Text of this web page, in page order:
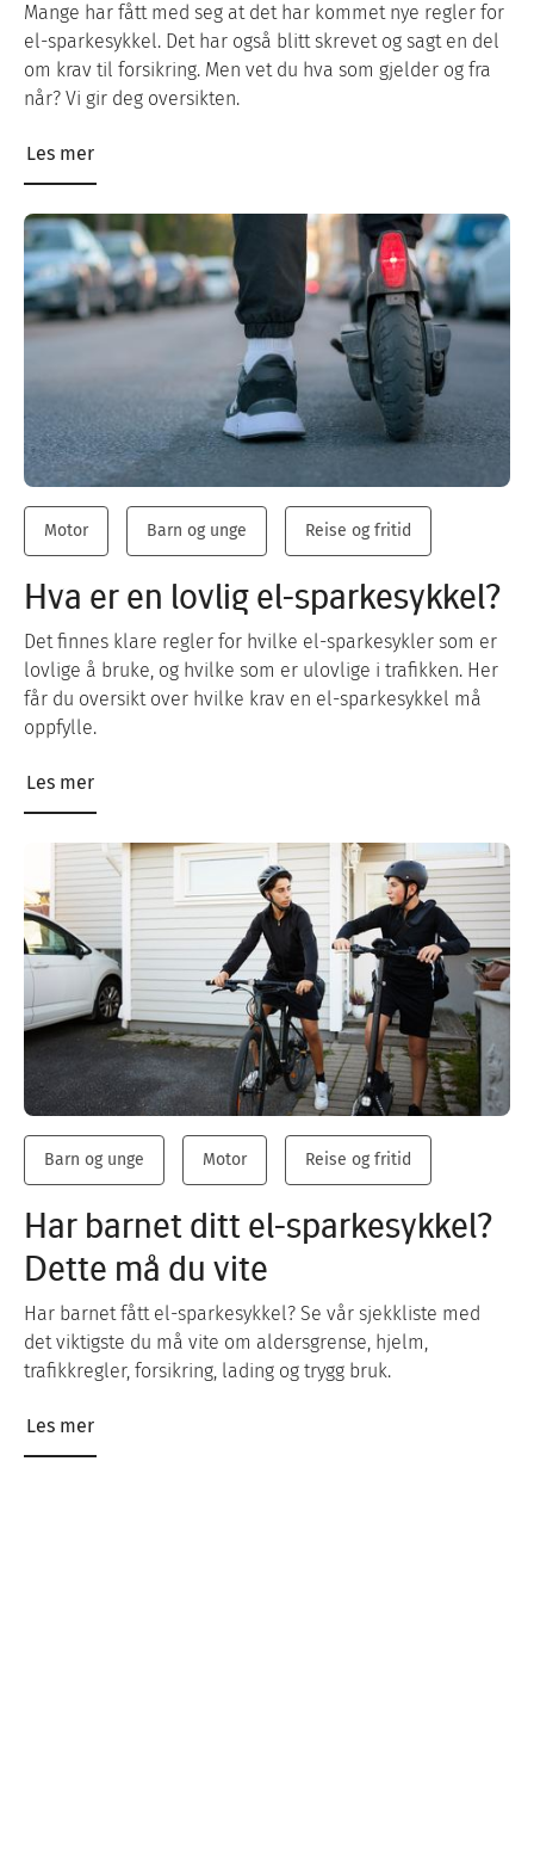
Mange har fått med seg at det har kommet nye regler for
el-sparkesykkel. Det har også blitt skrevet og sagt en del
om krav til forsikring. Men vet du hva som gjelder og fra
når? Vi gir deg oversikten.
Les mer
Motor Barn og unge Reise og fritid
Hva er en lovlig el-sparkesykkel?
Det finnes klare regler for hvilke el-sparkesykler som er
lovlige å bruke, og hvilke som er ulovlige i trafikken. Her
får du oversikt over hvilke krav en el-sparkesykkel må
oppfylle.
Les mer
Barn og unge Motor Reise og fritid
Har barnet ditt el-sparkesykkel?
Dette må du vite
Har barnet fått el-sparkesykkel? Se vår sjekkliste med
det viktigste du må vite om aldersgrense, hjelm,
trafikkregler, forsikring, lading og trygg bruk.
Les mer